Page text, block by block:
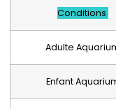
Conditions
Adulte
Enfant